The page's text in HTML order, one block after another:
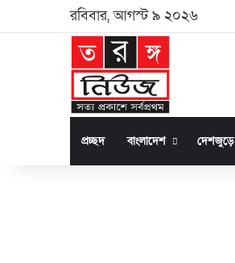
রবিবার, আগস্ট ৯ ২০২৬
প্রচ্ছদ বাংলাদেশ দেশজুড়ে